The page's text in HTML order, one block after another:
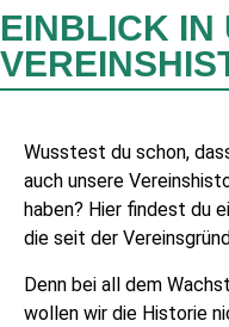
EINBLICK IN
Wusstest du schon,
auch unsere
haben? Hier findest du
die seit der
Denn bei all dem
wollen wir die Historie